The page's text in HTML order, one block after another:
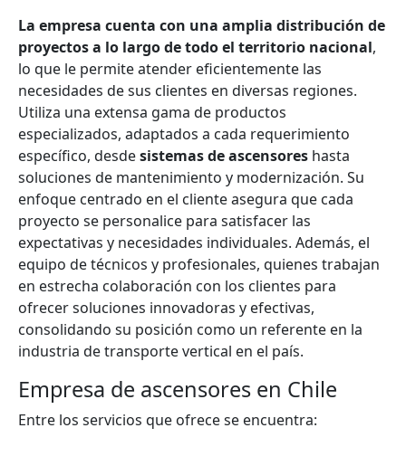
La empresa cuenta con una amplia distribución de
proyectos a lo largo de todo el territorio nacional,
lo que le permite atender eficientemente las
necesidades de sus clientes en diversas regiones.
Utiliza una extensa gama de productos
especializados, adaptados a cada requerimiento
específico, desdesistemas de ascensores hasta
soluciones de mantenimiento y modernización. Su
enfoque centrado en el cliente asegura que cada
proyecto se personalice para satisfacer las
expectativas y necesidades individuales. Además, el
equipo de técnicos y profesionales, quienes trabajan
en estrecha colaboración con los clientes para
ofrecer soluciones innovadoras y efectivas,
consolidando su posición como un referente en la
industria de transporte vertical en el país.
Empresa de ascensores en Chile
Entre los servicios que ofrece se encuentra: